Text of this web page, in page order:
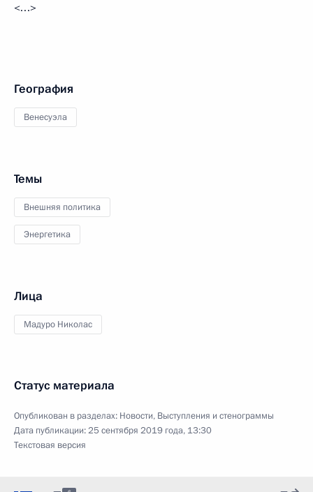
<…>
География
Венесуэла
Темы
Внешняя политика
Энергетика
Лица
Мадуро Николас
Статус материала
Опубликован в разделах: Новости, Выступления и стенограммы
Дата публикации:25 сентября 2019 года, 13:30
Текстовая версия